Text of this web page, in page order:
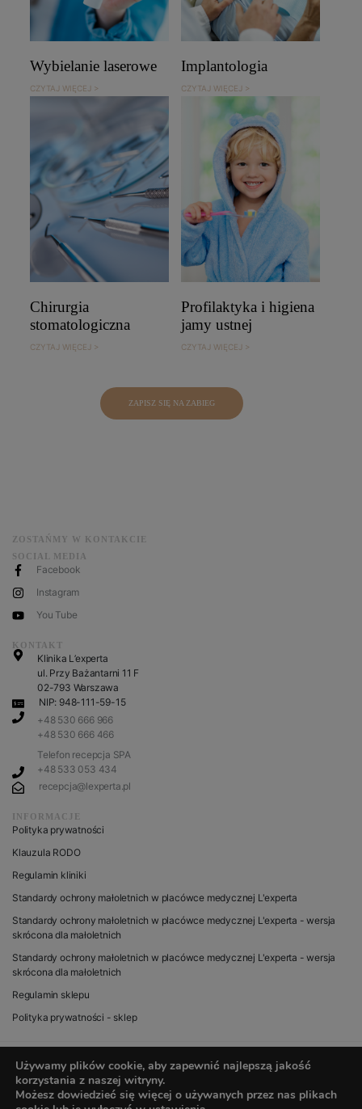
Wybielanie laserowe
CZYTAJ WIĘCEJ >
Implantologia
CZYTAJ WIĘCEJ >
Chirurgia
stomatologiczna
CZYTAJ WIĘCEJ >
Profilaktyka i higiena
jamy ustnej
CZYTAJ WIĘCEJ >
ZAPISZ SIĘ NA ZABIEG
ZOSTAŃMY W KONTAKCIE
SOCIAL MEDIA
Facebook
Instagram
You Tube
KONTAKT
Klinika L’experta
ul. Przy Bażantarni 11 F
02-793 Warszawa
NIP: 948-111-59-15
+48 530 666 966
+48 530 666 466
Telefon recepcja SPA
+48 533 053 434
recepcja@lexperta.pl
INFORMACJE
Polityka prywatności
Klauzula RODO
Regulamin kliniki
Standardy ochrony małoletnich w placówce medycznej L'experta
Standardy ochrony małoletnich w placówce medycznej L'experta - wersja
skrócona dla małoletnich
Standardy ochrony małoletnich w placówce medycznej L'experta - wersja
skrócona dla małoletnich
Regulamin sklepu
Polityka prywatności - sklep
© 2020 wszystkie prawa zastrzeżone dla L’experta
Używamy plików cookie, aby zapewnić najlepszą jakość
korzystania z naszej witryny.
Możesz dowiedzieć się więcej o używanych przez nas plikach